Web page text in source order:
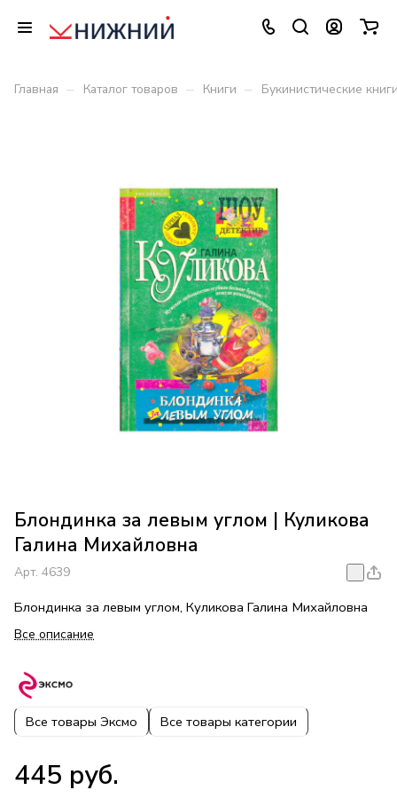
Главная – Каталог товаров – Книги – Букинистические
Блондинка за левым углом | Куликова
Галина Михайловна
Арт. 4639
Блондинка за левым углом, Куликова Галина Михайловна
Все описание
Все товары Эксмо Все товары категории
445 руб.